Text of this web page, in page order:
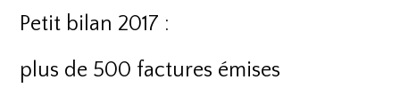
Petit bilan 2017 :
plus de 500 factures émises